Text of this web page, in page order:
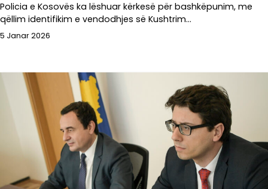
Policia e Kosovës ka lëshuar kërkesë për bashkëpunim, me
qëllim identifikim e vendodhjes së Kushtrim…
5 Janar 2026